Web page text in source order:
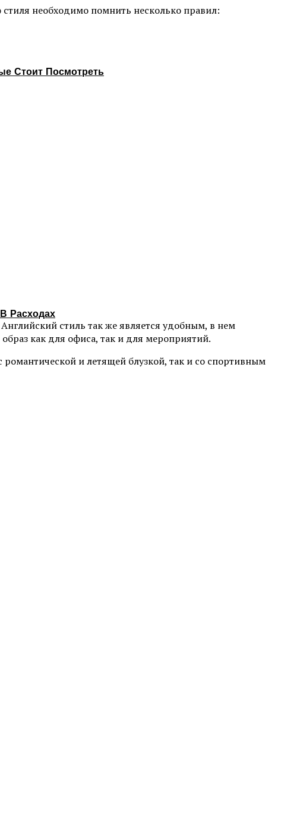
Стоит Посмотреть
Расходах
необходимо помнить несколько правил:
стиль так же является удобным, в нем
как для офиса, так и для мероприятий.
и летящей блузкой, так и со спортивным